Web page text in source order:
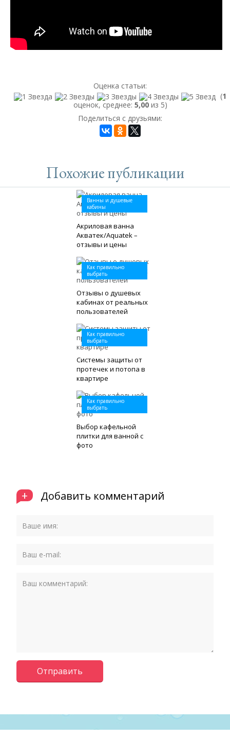
Оценка статьи:
(1
оценок, среднее: 5,00из 5)
Поделиться с друзьями:
Похожие публикации
Ванны и душевые
кабины
Акриловая ванна
Акватек/Aquatek –
отзывы и цены
Как правильно
выбрать
Отзывы о душевых
кабинах от реальных
пользователей
Как правильно
выбрать
Системы защиты от
протечек и потопа в
квартире
Как правильно
выбрать
Выбор кафельной
плитки для ванной с
фото
+ Добавить комментарий